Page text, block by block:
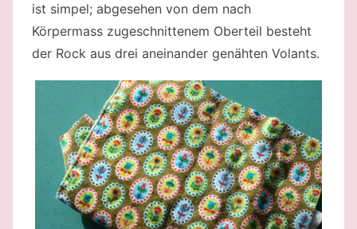
ist simpel; abgesehen von dem nach
Körpermass zugeschnittenem Oberteil besteht
der Rock aus drei aneinander genähten Volants.